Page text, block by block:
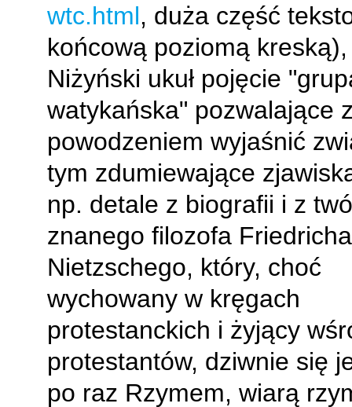
wtc.html, duża część
końcową poziomą
Niżyński ukuł pojęcie
watykańska" pozwalające
powodzeniem wyjaśnić
tym zdumiewające
np. detale z biografii i z
znanego filozofa Friedricha
Nietzschego, który, choć
wychowany w kręgach
protestanckich i żyjący
protestantów, dziwnie się
po raz Rzymem, wiarą